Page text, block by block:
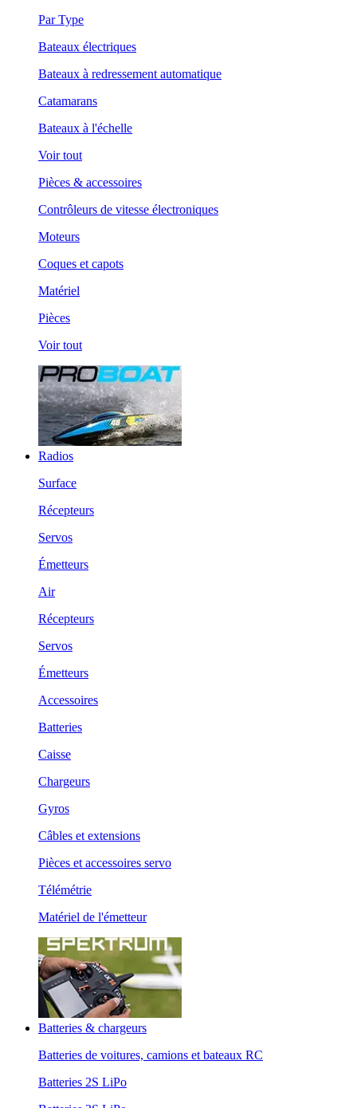
Par Type
Bateaux électriques
Bateaux à redressement automatique
Catamarans
Bateaux à l'échelle
Voir tout
Pièces & accessoires
Contrôleurs de vitesse électroniques
Moteurs
Coques et capots
Matériel
Pièces
Voir tout
Radios
Surface
Récepteurs
Servos
Émetteurs
Air
Récepteurs
Servos
Émetteurs
Accessoires
Batteries
Caisse
Chargeurs
Gyros
Câbles et extensions
Pièces et accessoires servo
Télémétrie
Matériel de l'émetteur
Batteries & chargeurs
Batteries de voitures, camions et bateaux RC
Batteries 2S LiPo